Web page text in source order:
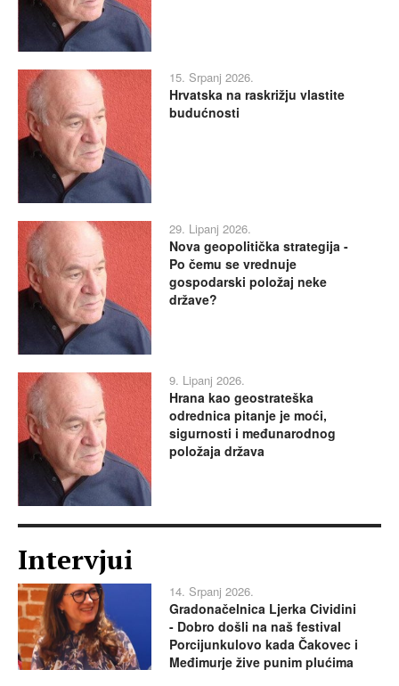
15. Srpanj 2026.
Hrvatska na raskrižju vlastite
budućnosti
29. Lipanj 2026.
Nova geopolitička strategija -
Po čemu se vrednuje
gospodarski položaj neke
države?
9. Lipanj 2026.
Hrana kao geostrateška
odrednica pitanje je moći,
sigurnosti i međunarodnog
položaja država
Intervjui
14. Srpanj 2026.
Gradonačelnica Ljerka Cividini
- Dobro došli na naš festival
Porcijunkulovo kada Čakovec i
Međimurje žive punim plućima